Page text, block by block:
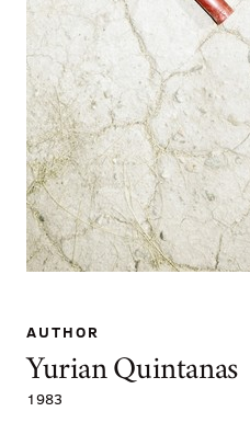
AUTHOR
Yurian Quintanas
1983